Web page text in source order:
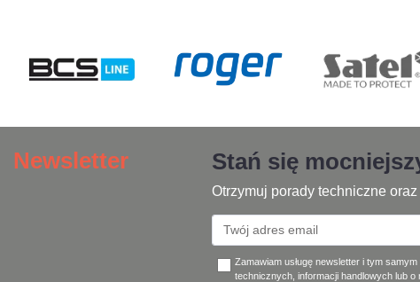
Newsletter Stań się
Otrzymuj porady techniczne
Zamawiam usługę newsletter i tym
technicznych, informacji handlowych lub o